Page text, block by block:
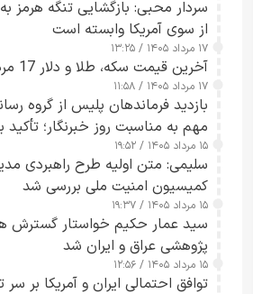
سردار محبی: بازگشایی تنگه هرمز
از سوی آمریکا وابسته است
۱۷ مرداد ۱۴۰۵ / ۱۳:۲۵
آخرین قیمت سکه، طلا و دلار 17 مرداد1405
۱۷ مرداد ۱۴۰۵ / ۱۱:۵۸
بازدید فرماندهان پلیس از گروه
مهم به مناسبت روز خبرنگار؛
تقویت امنیت و اعتماد عمومی
۱۵ مرداد ۱۴۰۵ / ۱۹:۵۲
سلیمی: متن اولیه طرح راهبردی
کمیسیون امنیت ملی بررسی شد
۱۵ مرداد ۱۴۰۵ / ۱۹:۳۷
سید عمار حکیم خواستار گسترش
پژوهشی عراق و ایران شد
۱۵ مرداد ۱۴۰۵ / ۱۲:۵۶
توافق احتمالی ایران و آمریکا بر